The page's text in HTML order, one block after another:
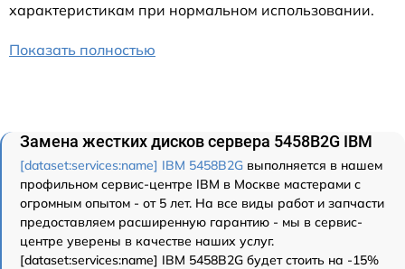
характеристикам при нормальном использовании.
Показать полностью
Замена жестких дисков сервера 5458B2G IBM
[dataset:services:name] IBM 5458B2G выполняется в нашем
профильном сервис-центре IBM в Москве мастерами с
огромным опытом - от 5 лет. На все виды работ и запчасти
предоставляем расширенную гарантию - мы в сервис-
центре уверены в качестве наших услуг.
[dataset:services:name] IBM 5458B2G будет стоить на -15%